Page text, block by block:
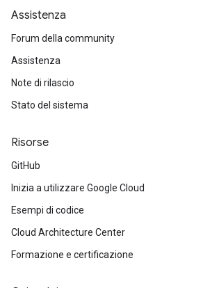
Assistenza
Forum della community
Assistenza
Note di rilascio
Stato del sistema
Risorse
GitHub
Inizia a utilizzare Google Cloud
Esempi di codice
Cloud Architecture Center
Formazione e certificazione